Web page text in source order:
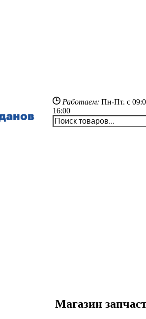
Работаем: Пн-Пт. с
16:00
Магазин